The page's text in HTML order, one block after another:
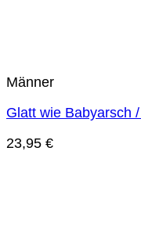
Männer
Glatt wie Babyarsch
23,95 €